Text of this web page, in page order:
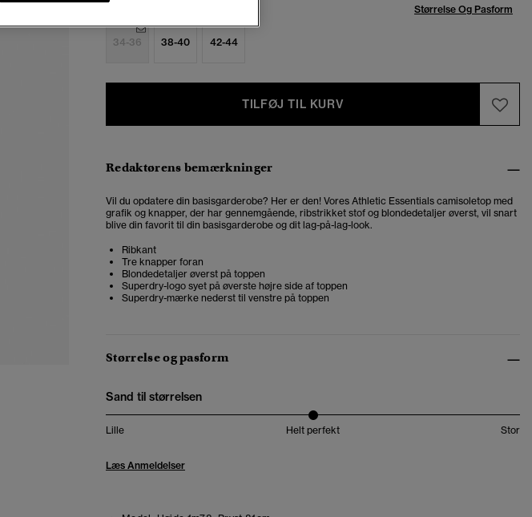
Vælg Størrelse: Størrelse Og Pasform
34-36 38-40 42-44
TILFØJ TIL KURV
Redaktørens bemærkninger
Vil du opdatere din basisgarderobe? Her er den! Vores Athletic Essentials camisoletop med
grafik og knapper, der har gennemgående, ribstrikket stof og blondedetaljer øverst, vil snart
blive din favorit til din basisgarderobe og dit lag-på-lag-look.
Ribkant
Tre knapper foran
Blondedetaljer øverst på toppen
Superdry-logo syet på øverste højre side af toppen
Superdry-mærke nederst til venstre på toppen
Størrelse og pasform
Sand til størrelsen
Lille Helt perfekt Stor
Læs Anmeldelser